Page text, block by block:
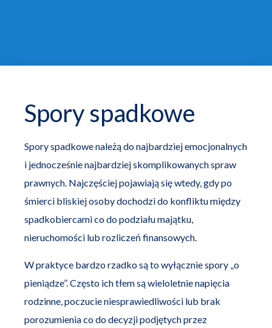
Spory spadkowe
Spory spadkowe należą do najbardziej emocjonalnych
i jednocześnie najbardziej skomplikowanych spraw
prawnych. Najczęściej pojawiają się wtedy, gdy po
śmierci bliskiej osoby dochodzi do konfliktu między
spadkobiercami co do podziału majątku,
nieruchomości lub rozliczeń finansowych.
W praktyce bardzo rzadko są to wyłącznie spory „o
pieniądze”. Często ich tłem są wieloletnie napięcia
rodzinne, poczucie niesprawiedliwości lub brak
porozumienia co do decyzji podjętych przez